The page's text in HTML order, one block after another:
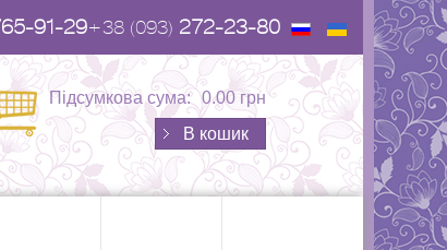
91-29+38 (093) 272-23-80
Підсумкова сума: 0.00 грн
В кошик